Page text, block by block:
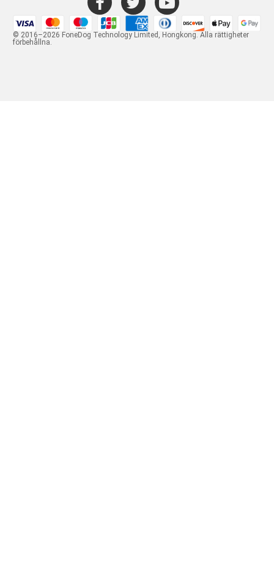
© 2016–2026 FoneDog Technology Limited, Hongkong. Alla rättigheter
förbehållna.